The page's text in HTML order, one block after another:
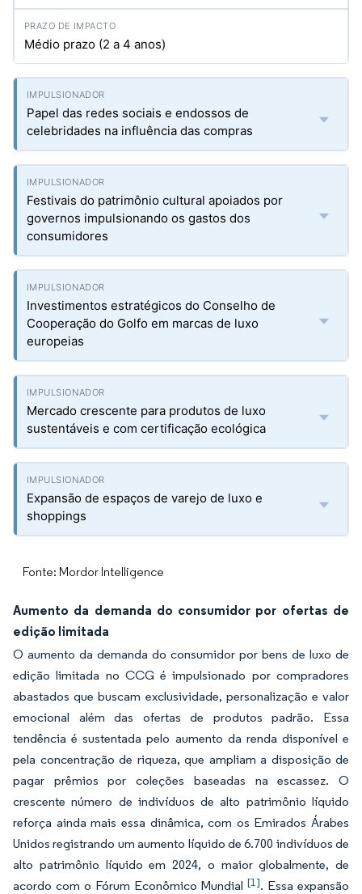
Médio prazo (2 a 4 anos)
Papel das redes sociais e endossos de
celebridades na influência das compras
Festivais do patrimônio cultural apoiados por
governos impulsionando os gastos dos
consumidores
Investimentos estratégicos do Conselho de
Cooperação do Golfo em marcas de luxo
europeias
Mercado crescente para produtos de luxo
sustentáveis e com certificação ecológica
Expansão de espaços de varejo de luxo e
shoppings
Fonte: Mordor Intelligence
Aumento da demanda do consumidor por ofertas de
edição limitada
O aumento da demanda do consumidor por bens de luxo de
edição limitada no CCG é impulsionado por compradores
abastados que buscam exclusividade, personalização e valor
emocional além das ofertas de produtos padrão. Essa
tendência é sustentada pelo aumento da renda disponível e
pela concentração de riqueza, que ampliam a disposição de
pagar prêmios por coleções baseadas na escassez. O
crescente número de indivíduos de alto patrimônio líquido
reforça ainda mais essa dinâmica, com os Emirados Árabes
Unidos registrando um aumento líquido de 6.700 indivíduos de
alto patrimônio líquido em 2024, o maior globalmente, de
acordo com o Fórum Econômico Mundial[1]. Essa expansão